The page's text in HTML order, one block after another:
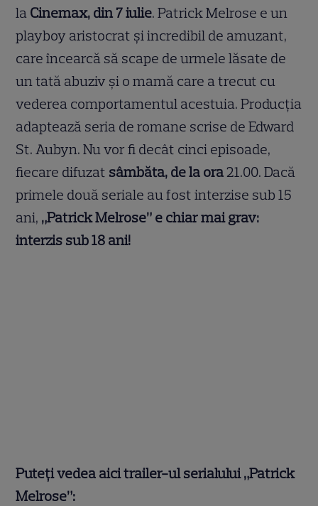
la Cinemax, din 7 iulie. Patrick Melrose e un
playboy aristocrat și incredibil de amuzant,
care încearcă să scape de urmele lăsate de
un tată abuziv și o mamă care a trecut cu
vederea comportamentul acestuia. Producția
adaptează seria de romane scrise de Edward
St. Aubyn. Nu vor fi decât cinci episoade,
fiecare difuzat sâmbăta, de la ora 21.00. Dacă
primele două seriale au fost interzise sub 15
ani, „Patrick Melrose” e chiar mai grav:
interzis sub 18 ani!
Puteți vedea aici trailer-ul serialului „Patrick
Melrose”: